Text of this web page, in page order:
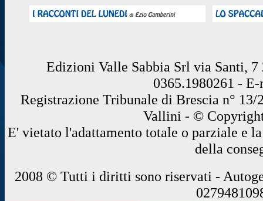
Edizioni Valle Sabbia Srl via Santi, 7
0365.1980261 -
Registrazione Tribunale di Brescia n°
Vallini - ©
E' vietato l'adattamento totale o parziale e
della
2008 © Tutti i diritti sono riservati -